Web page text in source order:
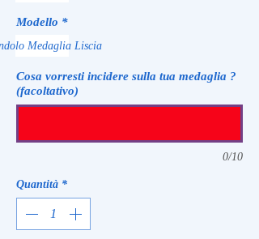
Modello *
Medaglia Liscia
Cosa vorresti incidere sulla tua medaglia ?
(facoltativo)
0/10
Quantità *